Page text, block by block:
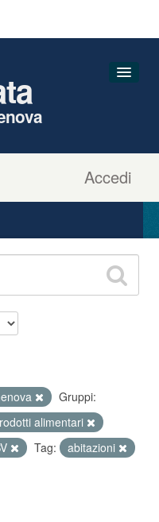
Accedi
Gruppi:
alimentari
Tag:
abitazioni